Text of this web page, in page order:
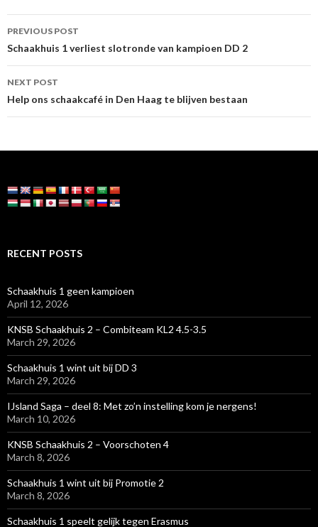
Post
navigation
PREVIOUS POST
Schaakhuis 1 verliest slotronde van kampioen DD 2
NEXT POST
Help ons schaakcafé in Den Haag te blijven bestaan
RECENT POSTS
Schaakhuis 1 geen kampioen
April 12, 2026
KNSB Schaakhuis 2 – Combiteam KL2 4.5-3.5
March 29, 2026
Schaakhuis 1 wint uit bij DD 3
March 29, 2026
IJsland Saga – deel 8: Met zo’n instelling kom je nergens!
March 10, 2026
KNSB Schaakhuis 2 – Voorschoten 4
March 8, 2026
Schaakhuis 1 wint uit bij Promotie 2
March 8, 2026
Schaakhuis 1 speelt gelijk tegen Erasmus